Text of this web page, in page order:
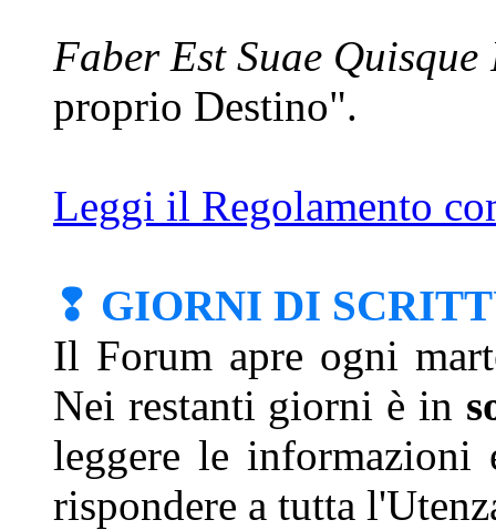
Faber Est Suae
proprio Destino".
Leggi il Regolamento
❢ GIORNI DI
Il Forum apre ogni
Nei restanti giorni è in
leggere le
rispondere a tutta